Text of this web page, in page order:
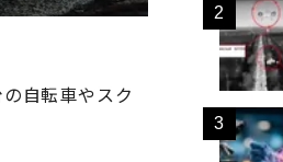
自転車やスク